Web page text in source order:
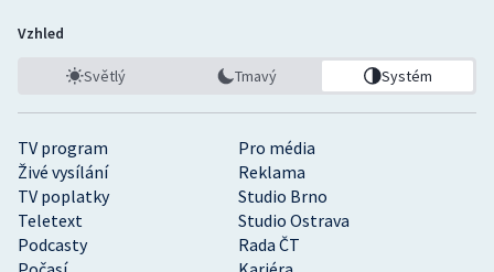
TV program
Pro média
Živé vysílání
Reklama
TV poplatky
Studio Brno
Teletext
Studio Ostrava
Podcasty
Rada ČT
Vzhled
Světlý Tmavý Systém